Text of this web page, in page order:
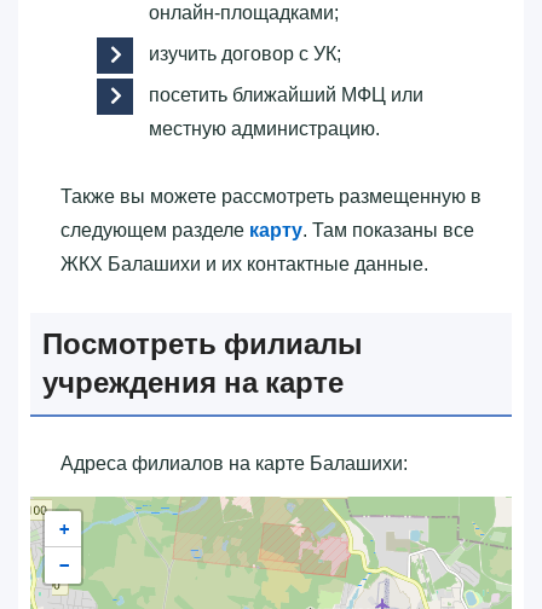
онлайн-площадками;
изучить договор с УК;
посетить ближайший МФЦ или
местную администрацию.
Также вы можете рассмотреть размещенную в
следующем разделе карту. Там показаны все
ЖКХ Балашихи и их контактные данные.
Посмотреть филиалы
учреждения на карте
Адреса филиалов на карте Балашихи:
+
−